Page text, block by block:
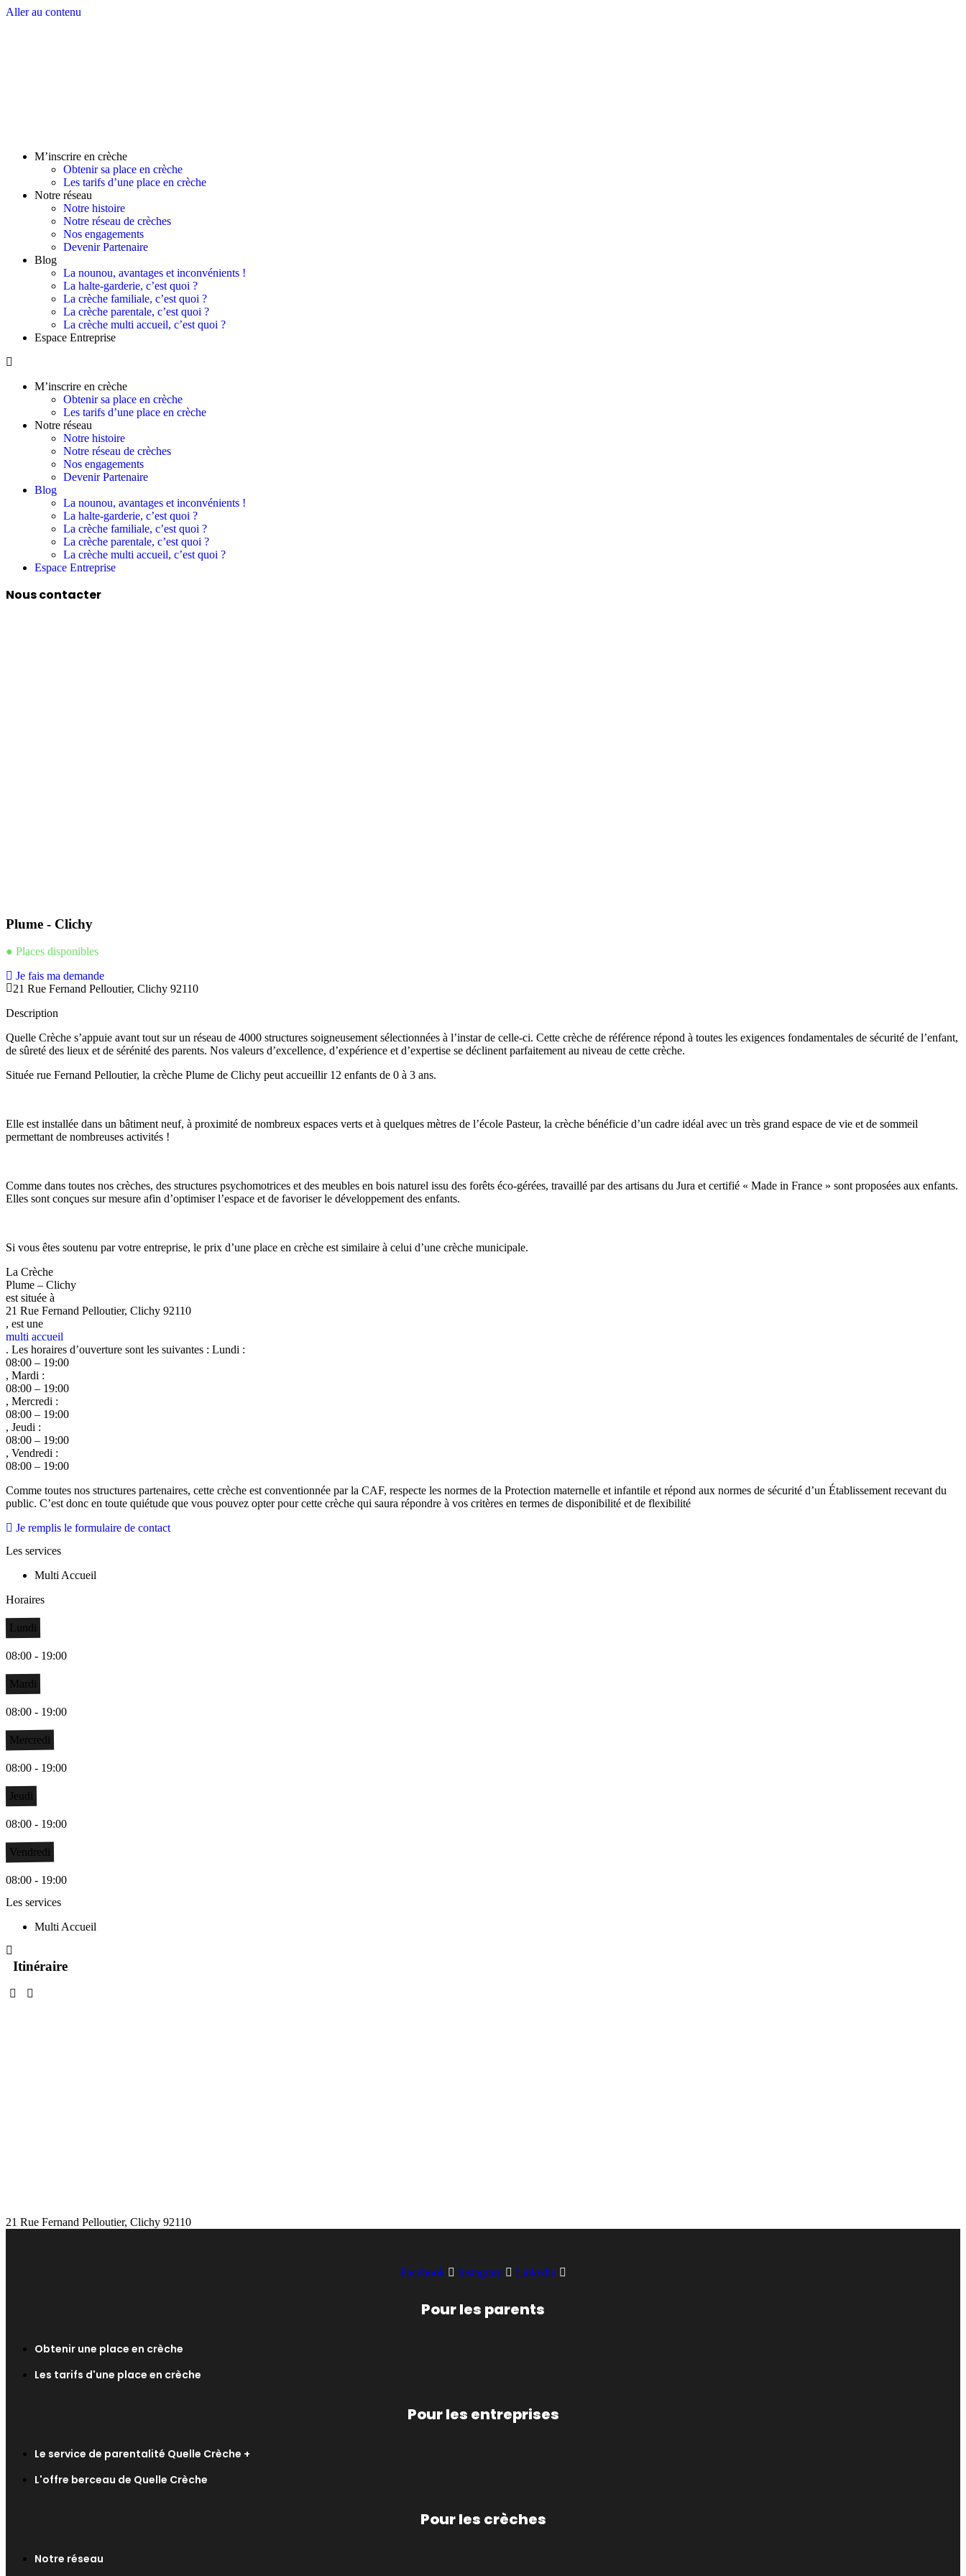
Aller au contenu
M’inscrire en crèche
Obtenir sa place en crèche
Les tarifs d’une place en crèche
Notre réseau
Notre histoire
Notre réseau de crèches
Nos engagements
Devenir Partenaire
Blog
La nounou, avantages et inconvénients !
La halte-garderie, c’est quoi ?
La crèche familiale, c’est quoi ?
La crèche parentale, c’est quoi ?
La crèche multi accueil, c’est quoi ?
Espace Entreprise
M’inscrire en crèche
Obtenir sa place en crèche
Les tarifs d’une place en crèche
Notre réseau
Notre histoire
Notre réseau de crèches
Nos engagements
Devenir Partenaire
Blog
La nounou, avantages et inconvénients !
La halte-garderie, c’est quoi ?
La crèche familiale, c’est quoi ?
La crèche parentale, c’est quoi ?
La crèche multi accueil, c’est quoi ?
Espace Entreprise
Nous contacter
Plume - Clichy
● Places disponibles
Je fais ma demande
21 Rue Fernand Pelloutier, Clichy 92110
Description
Quelle Crèche s’appuie avant tout sur un réseau de 4000 structures soigneusement sélectionnées à l’instar de celle-ci. Cette crèche de référence répond à toutes les exigences fondamentales de sécurité de l’enfant,
de sûreté des lieux et de sérénité des parents. Nos valeurs d’excellence, d’expérience et d’expertise se déclinent parfaitement au niveau de cette crèche.
Située rue Fernand Pelloutier, la crèche Plume de Clichy peut accueillir 12 enfants de 0 à 3 ans.
​Elle est installée dans un bâtiment neuf, à proximité de nombreux espaces verts et à quelques mètres de l’école Pasteur, la crèche bénéficie d’un cadre idéal avec un très grand espace de vie et de sommeil
permettant de nombreuses activités !
Comme dans toutes nos crèches, des structures psychomotrices et des meubles en bois naturel issu des forêts éco-gérées, travaillé par des artisans du Jura et certifié « Made in France » sont proposées aux enfants.
Elles sont conçues sur mesure afin d’optimiser l’espace et de favoriser le développement des enfants.
Si vous êtes soutenu par votre entreprise, le prix d’une place en crèche est similaire à celui d’une crèche municipale.
La Crèche
Plume – Clichy
est située à
21 Rue Fernand Pelloutier, Clichy 92110
, est une
multi accueil
. Les horaires d’ouverture sont les suivantes : Lundi :
08:00 – 19:00
, Mardi :
08:00 – 19:00
, Mercredi :
08:00 – 19:00
, Jeudi :
08:00 – 19:00
, Vendredi :
08:00 – 19:00
Comme toutes nos structures partenaires, cette crèche est conventionnée par la CAF, respecte les normes de la Protection maternelle et infantile et répond aux normes de sécurité d’un Établissement recevant du
public. C’est donc en toute quiétude que vous pouvez opter pour cette crèche qui saura répondre à vos critères en termes de disponibilité et de flexibilité
Je remplis le formulaire de contact
Les services
Multi Accueil
Horaires
Lundi
08:00 - 19:00
Mardi
08:00 - 19:00
Mercredi
08:00 - 19:00
Jeudi
08:00 - 19:00
Vendredi
08:00 - 19:00
Les services
Multi Accueil
Itinéraire
Chargement...
21 Rue Fernand Pelloutier, Clichy 92110
Facebook Instagram Linkedin
Pour les parents
Obtenir une place en crèche
Les tarifs d'une place en crèche
Pour les entreprises
Le service de parentalité Quelle Crèche +
L'offre berceau de Quelle Crèche
Pour les crèches
Notre réseau